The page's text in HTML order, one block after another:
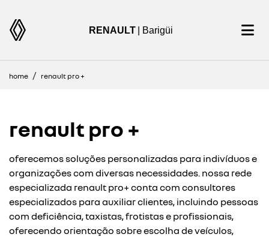
RENAULT | Barigüi
home renault pro +
renault pro +
oferecemos soluções personalizadas para indivíduos e
organizações com diversas necessidades. nossa rede
especializada renault pro+ conta com consultores
especializados para auxiliar clientes, incluindo pessoas
com deficiência, taxistas, frotistas e profissionais,
oferecendo orientação sobre escolha de veículos,